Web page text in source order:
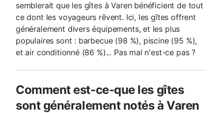
semblerait que les gîtes à Varen bénéficient de tout
ce dont les voyageurs rêvent. Ici, les gîtes offrent
généralement divers équipements, et les plus
populaires sont : barbecue (98 %), piscine (95 %),
et air conditionné (86 %)... Pas mal n'est-ce pas ?
Comment est-ce-que les gîtes
sont généralement notés à Varen